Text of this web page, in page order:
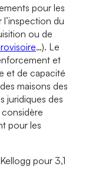
pour les
du
ou de
…). Le
et
et de capacité
maisons des
juridiques des
pour les
pour 3,1